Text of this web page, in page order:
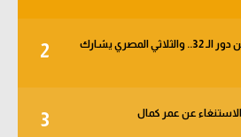
2
خبر في الجول - الأهلي يبدأ من دور الـ 32.. والثلاثي المصري يشارك
3 عن عمر كمال